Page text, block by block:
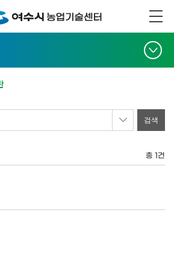
총 1건